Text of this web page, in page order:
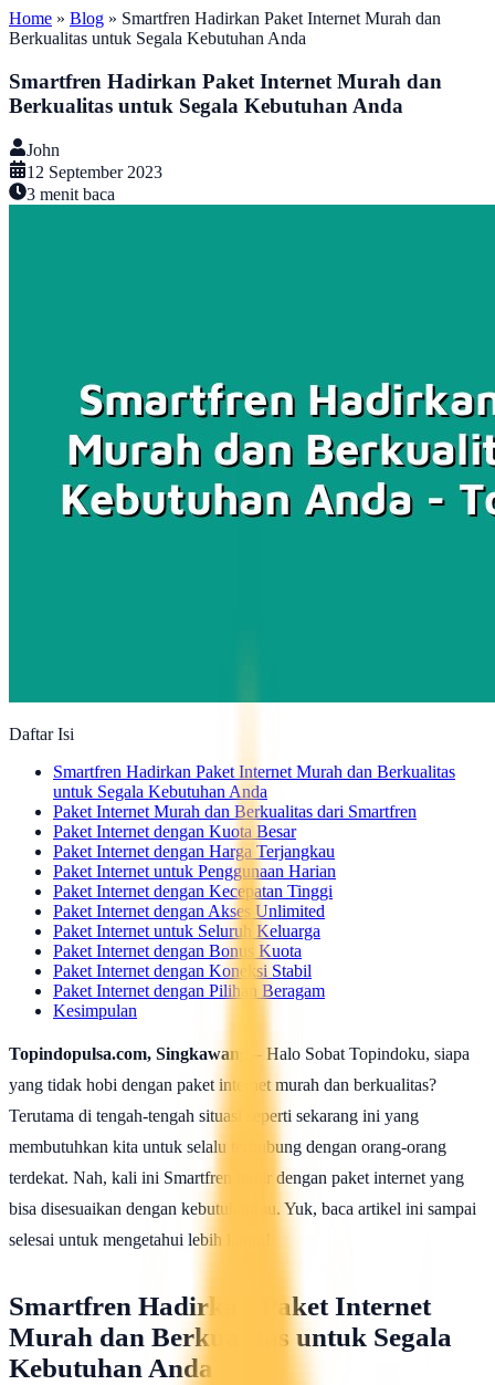
Home » Blog » Smartfren Hadirkan Paket Internet Murah dan
Berkualitas untuk Segala Kebutuhan Anda
Smartfren Hadirkan Paket Internet Murah dan
Berkualitas untuk Segala Kebutuhan Anda
John
12 September 2023
3 menit baca
Daftar Isi
Smartfren Hadirkan Paket Internet Murah dan Berkualitas
untuk Segala Kebutuhan Anda
Paket Internet Murah dan Berkualitas dari Smartfren
Paket Internet dengan Kuota Besar
Paket Internet dengan Harga Terjangkau
Paket Internet untuk Penggunaan Harian
Paket Internet dengan Kecepatan Tinggi
Paket Internet dengan Akses Unlimited
Paket Internet untuk Seluruh Keluarga
Paket Internet dengan Bonus Kuota
Paket Internet dengan Koneksi Stabil
Paket Internet dengan Pilihan Beragam
Kesimpulan
Topindopulsa.com, Singkawang
– Halo Sobat Topindoku, siapa
yang tidak hobi dengan paket internet murah dan berkualitas?
Terutama di tengah-tengah situasi seperti sekarang ini yang
membutuhkan kita untuk selalu terhubung dengan orang-orang
terdekat. Nah, kali ini Smartfren hadir dengan paket internet yang
bisa disesuaikan dengan kebutuhanmu. Yuk, baca artikel ini sampai
selesai untuk mengetahui lebih lanjut!
Smartfren Hadirkan Paket Internet
Murah dan Berkualitas untuk Segala
Kebutuhan Anda